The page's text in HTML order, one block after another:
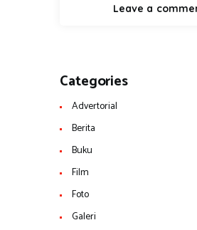
Categories
Advertorial
Berita
Buku
Film
Foto
Galeri